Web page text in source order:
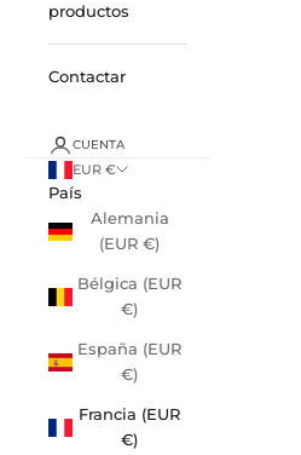
productos
Contactar
CUENTA
EUR €
País
Alemania
(EUR €)
Bélgica (EUR
€)
España (EUR
€)
Francia (EUR
€)